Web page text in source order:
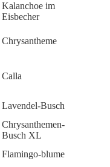
Kalanchoe im
Eisbecher
Chrysantheme
Calla
Lavendel-Busch
Chrysanthemen-
Busch XL
Flamingo-blume